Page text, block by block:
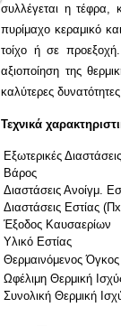
συλλέγεται η τέφρα,
πυρίμαχο κεραμικό
τοίχο ή σε προεξοχή.
αξιοποίηση της
καλύτερες
Τεχνικά
Εξωτερικές
Βάρος
Διαστάσεις Ανοίγμ.
Διαστάσεις Εστίας
Έξοδος Καυσαερίων
Υλικό Εστίας
Θερμαινόμενος Όγκος
Ωφέλιμη Θερμική
Συνολική Θερμική